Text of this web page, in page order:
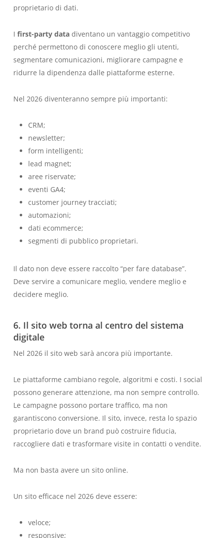
proprietario di dati.
I first-party datadiventano un vantaggio competitivo
perché permettono di conoscere meglio gli utenti,
segmentare comunicazioni, migliorare campagne e
ridurre la dipendenza dalle piattaforme esterne.
Nel 2026 diventeranno sempre più importanti:
CRM;
newsletter;
form intelligenti;
lead magnet;
aree riservate;
eventi GA4;
customer journey tracciati;
automazioni;
dati ecommerce;
segmenti di pubblico proprietari.
Il dato non deve essere raccolto “per fare database”.
Deve servire a comunicare meglio, vendere meglio e
decidere meglio.
6. Il sito web torna al centro del sistema
digitale
Nel 2026 il sito web sarà ancora più importante.
Le piattaforme cambiano regole, algoritmi e costi. I social
possono generare attenzione, ma non sempre controllo.
Le campagne possono portare traffico, ma non
garantiscono conversione. Il sito, invece, resta lo spazio
proprietario dove un brand può costruire fiducia,
raccogliere dati e trasformare visite in contatti o vendite.
Ma non basta avere un sito online.
Un sito efficace nel 2026 deve essere:
veloce;
responsive;